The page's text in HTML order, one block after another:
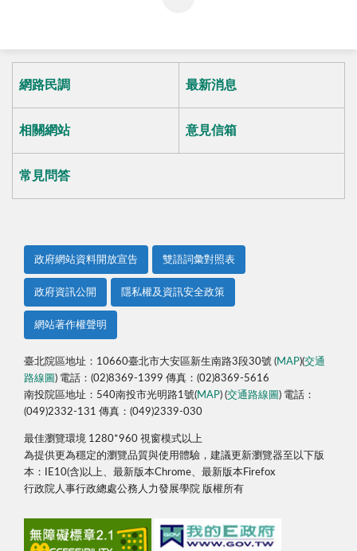
網路民調 最新消息
相關網站 意見信箱
常見問答
政府網站資料開放宣告 雙語詞彙對照表
政府資訊公開 隱私權及資訊安全政策
網站著作權聲明
臺北院區地址：10660臺北市大安區新生南路3段30號 (MAP)(交通
路線圖 ) 電話：(02)8369-1399 傳真：(02)8369-5616
南投院區地址：540南投市光明路1號(MAP) (交通路線圖 ) 電話：
(049)2332-131 傳真：(049)2339-030
最佳瀏覽環境 1280*960 視窗模式以上
為提供更為穩定的瀏覽品質與使用體驗，建議更新瀏覽器至以下版
本：IE10(含)以上、最新版本Chrome、最新版本Firefox
行政院人事行政總處公務人力發展學院 版權所有